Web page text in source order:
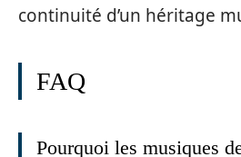
continuité d’un héritage
FAQ
Pourquoi les musiques